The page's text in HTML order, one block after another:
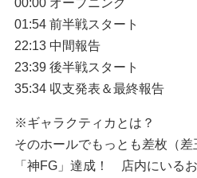
01:54 前半戦スタート
22:13 中間報告
23:39 後半戦スタート
35:34 収支発表＆最終報告
※ギャラクティカとは？
そのホールでもっとも差枚（
「神FG」達成！ 店内にいる